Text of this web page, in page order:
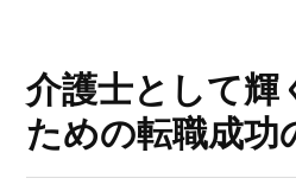
介護士として輝
ための転職成功